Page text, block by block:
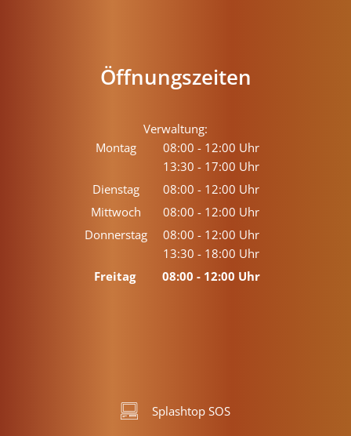
Öffnungszeiten
Verwaltung:
Montag
08:00 - 12:00 Uhr
Von 08:00 bis 12:00 Uhr
13:30 - 17:00 Uhr
Von 13:30 bis 17:00 Uhr
Dienstag 08:00 - 12:00 Uhr
Von 08:00 bis 12:00 Uhr
Mittwoch 08:00 - 12:00 Uhr
Von 08:00 bis 12:00 Uhr
Donnerstag 08:00 - 12:00 Uhr
Von 08:00 bis 12:00 Uhr
13:30 - 18:00 Uhr
Von 13:30 bis 18:00 Uhr
Freitag 08:00 - 12:00 Uhr
Splashtop SOS